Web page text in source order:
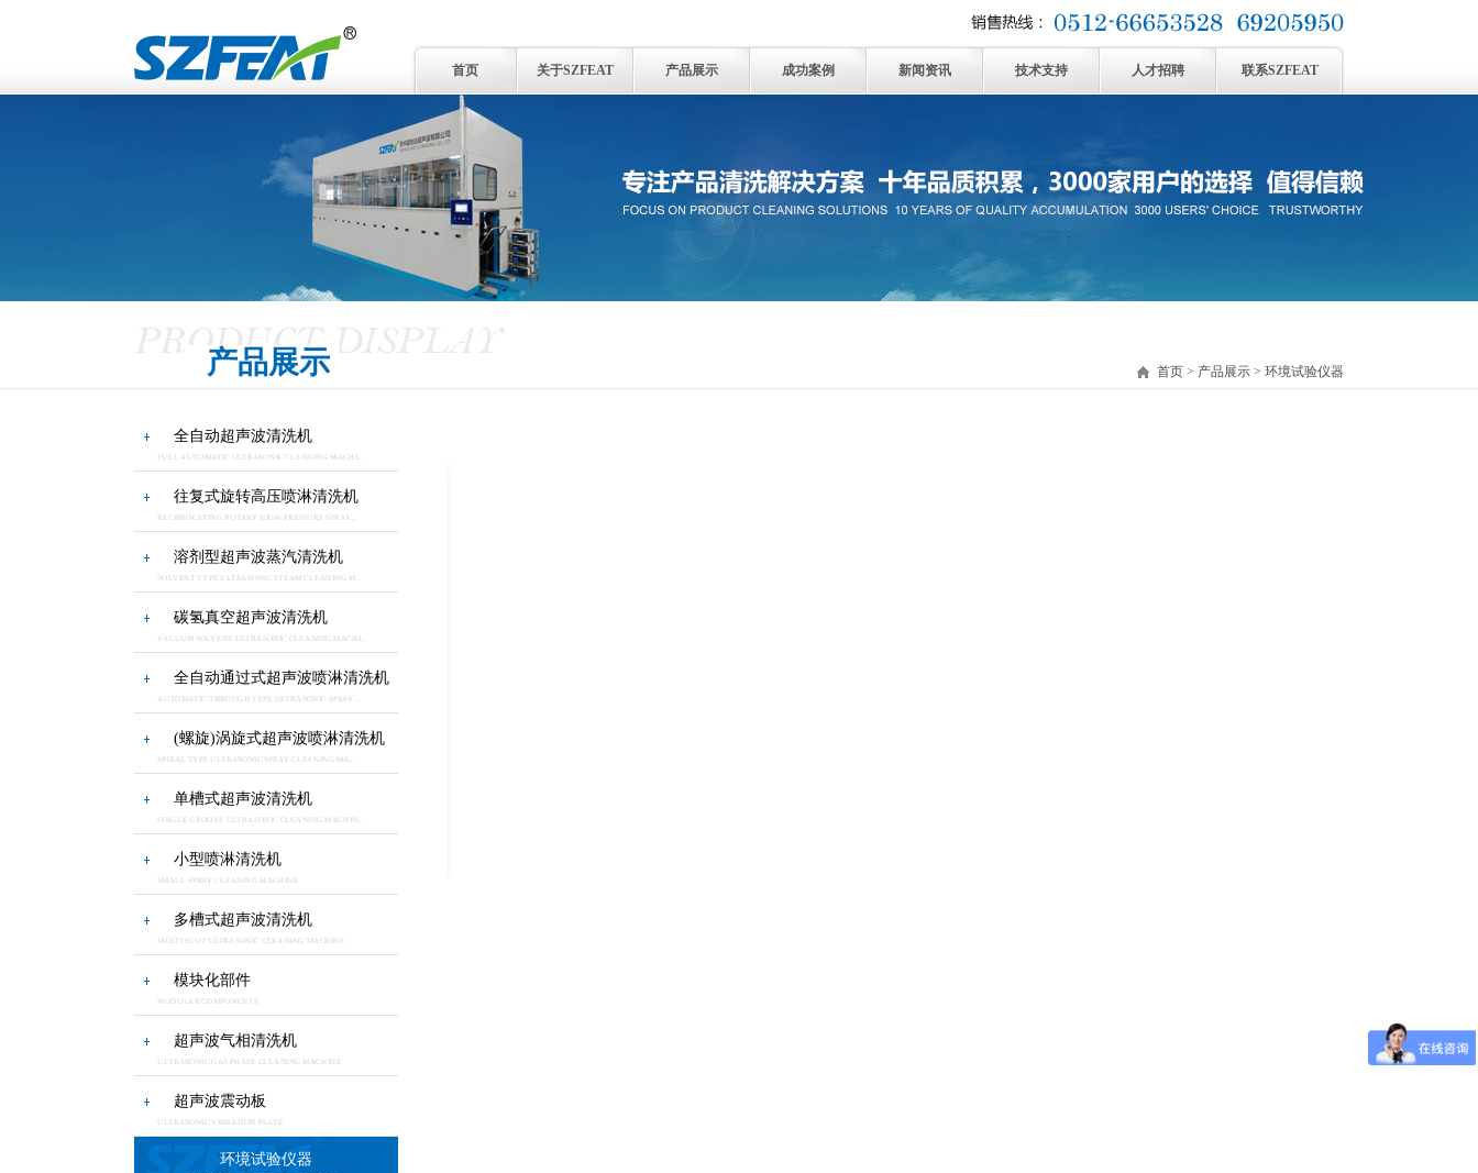
首页 关于SZFEAT 产品展示 成功案例 新闻资讯 技术支持 人才招聘 联系SZFEAT
首页 > 产品展示 > 环境试验仪器
产品展示
全自动超声波清洗机
FULL AUTOMATIC ULTRASONIC CLEANING MACHI...
往复式旋转高压喷淋清洗机
RECIPROCATING ROTARY HIGH-PRESSURE SPRAY...
溶剂型超声波蒸汽清洗机
SOLVENT TYPE ULTRASONIC STEAM CLEANING M...
碳氢真空超声波清洗机
VACUUM SOLVENT ULTRASONIC CLEANING MACHI...
全自动通过式超声波喷淋清洗机
AUTOMATIC THROUGH TYPE ULTRASONIC SPRAY ...
(螺旋)涡旋式超声波喷淋清洗机
SPIRAL TYPE ULTRASONIC SPRAY CLEANING MA...
单槽式超声波清洗机
SINGLE GROOVE ULTRASONIC CLEANING MACHIN...
小型喷淋清洗机
SMALL SPRAY CLEANING MACHINE
多槽式超声波清洗机
MULTI SLOT ULTRASONIC CLEANING MACHINE
模块化部件
MODULAR COMPONENTS
超声波气相清洗机
ULTRASONIC GAS PHASE CLEANING MACHINE
超声波震动板
ULTRASONIC VIBRATION PLATE
环境试验仪器